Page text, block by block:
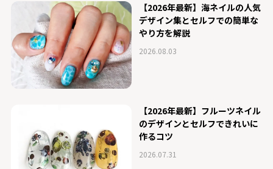
【2026年最新】海ネイルの人気
デザイン集とセルフでの簡単な
やり方を解説
2026.08.03
【2026年最新】フルーツネイル
のデザインとセルフできれいに
作るコツ
2026.07.31